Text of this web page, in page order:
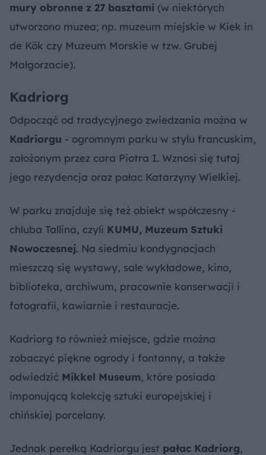
mury obronne z 27 basztami (w niektórych
utworzono muzea; np. muzeum miejskie w Kiek in
de Kök czy Muzeum Morskie w tzw. Grubej
Małgorzacie).
Kadriorg
Odpocząć od tradycyjnego zwiedzania można w
Kadriorgu - ogromnym parku w stylu francuskim,
założonym przez cara Piotra I. Wznosi się tutaj
jego rezydencja oraz pałac Katarzyny Wielkiej.
W parku znajduje się też obiekt współczesny -
chluba Tallina, czyli KUMU, Muzeum Sztuki
Nowoczesnej. Na siedmiu kondygnacjach
mieszczą się wystawy, sale wykładowe, kino,
biblioteka, archiwum, pracownie konserwacji i
fotografii, kawiarnie i restauracje.
Kadriorg to również miejsce, gdzie można
zobaczyć piękne ogrody i fontanny, a także
odwiedzić Mikkel Museum, które posiada
imponującą kolekcję sztuki europejskiej i
chińskiej porcelany.
Jednak perełką Kadriorgu jest pałac Kadriorg,